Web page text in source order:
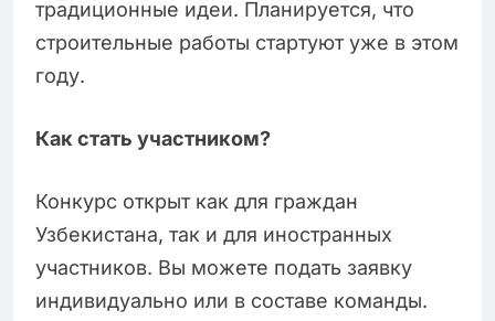
традиционные идеи. Планируется, что
строительные работы стартуют уже в этом
году.
Как стать участником?
Конкурс открыт как для граждан
Узбекистана, так и для иностранных
участников. Вы можете подать заявку
индивидуально или в составе команды.